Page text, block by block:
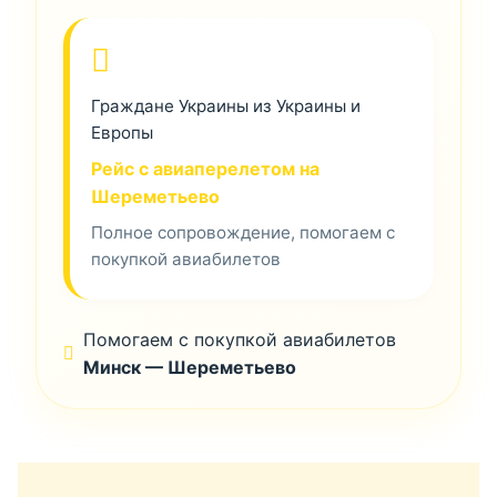
Граждане Украины из Украины и
Европы
Рейс с авиаперелетом на
Шереметьево
Полное сопровождение, помогаем с
покупкой авиабилетов
Помогаем с покупкой авиабилетов
Минск — Шереметьево